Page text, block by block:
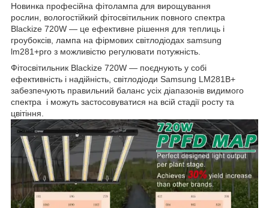
Новинка професійна фітолампа для вирощування
рослин, вологостійкий фітосвітильник повного спектра
Blackize 720W — це ефективне рішення для теплиць і
гроубоксів, лампа на фірмових світлодіодах samsung
lm281+pro з можливістю регулювати потужність.
Фітосвітильник Blackize 720W — поєднують у собі
ефективність і надійність, світлодіоди Samsung LM281B+
забезпечують правильний баланс усіх діапазонів видимого
спектра і можуть застосовуватися на всій стадії росту та
цвітіння.